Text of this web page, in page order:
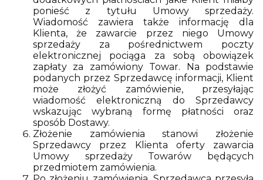
ponieść z tytułu Umowy sprzedaży.
Wiadomość zawiera także informację dla
Klienta, że zawarcie przez niego Umowy
sprzedaży za pośrednictwem poczty
elektronicznej pociąga za sobą obowiązek
zapłaty za zamówiony Towar. Na podstawie
podanych przez Sprzedawcę informacji, Klient
może złożyć zamówienie, przesyłając
wiadomość elektroniczną do Sprzedawcy
wskazując wybraną formę płatności oraz
sposób Dostawy.
Złożenie zamówienia stanowi złożenie
Sprzedawcy przez Klienta oferty zawarcia
Umowy sprzedaży Towarów będących
przedmiotem zamówienia.